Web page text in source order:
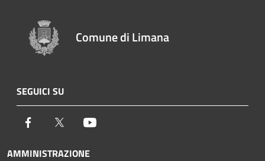
Comune di Limana
SEGUICI SU
Facebook Twitter
AMMINISTRAZIONE